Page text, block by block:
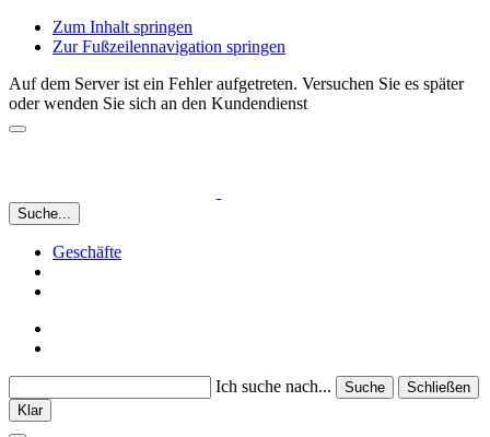
Zum Inhalt springen
Zur Fußzeilennavigation springen
Auf dem Server ist ein Fehler aufgetreten. Versuchen Sie es später
oder wenden Sie sich an den Kundendienst
Suche...
Geschäfte
Ich suche nach... Suche
Schließen
Klar